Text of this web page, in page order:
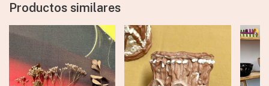
Productos similares